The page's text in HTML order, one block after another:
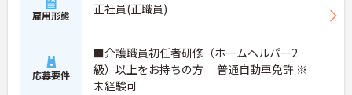
雇用形態 正社員(正職員)
応募要件
■介護職員初任者研修（ホームヘルパー2
級）以上をお持ちの方 普通自動車免許 ※
未経験可